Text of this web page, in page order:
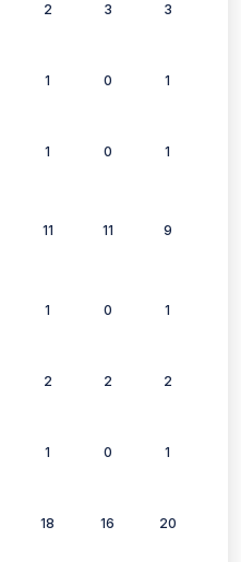
2 3 3
1 0 1
1 0 1
11 11 9
1 0 1
2 2 2
1 0 1
18 16 20